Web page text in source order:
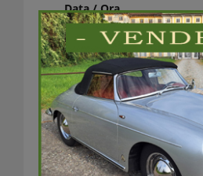
Data / Ora
11/09/2025 - 14/09/2025
Tutto il giorno
Luogo
Alpin Resort Sacher